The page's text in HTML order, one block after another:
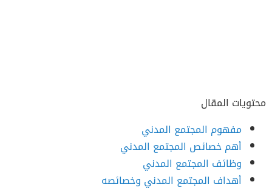
محتويات المقال
مفهوم المجتمع المدني
أهم خصائص المجتمع المدني
وظائف المجتمع المدني
أهداف المجتمع المدني وخصائصه